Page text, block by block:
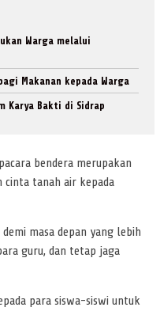
Warga melalui
Makanan kepada Warga
Karya Bakti di Sidrap
bendera merupakan
cinta tanah air kepada
masa depan yang lebih
guru, dan tetap jaga
para siswa-siswi untuk